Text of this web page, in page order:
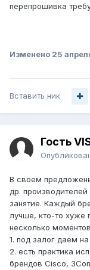
перепрошивка
Изменено 25
Вставить ник
Гость
В своем
др. производителей
занятие. Каждый
лучше, кто-то хуже
несколько
1. под залог даем на
2. есть практика
брендов Cisco,